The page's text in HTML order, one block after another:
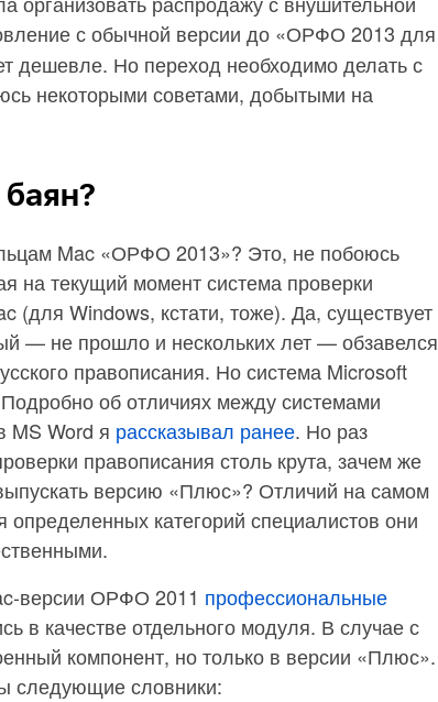
с обычной версии до «ОРФО 2013 для
дешевле. Но переход необходимо делать с
некоторыми советами, добытыми на
Mac «ОРФО 2013»? Это, не побоюсь
на текущий момент система проверки
(для Windows, кстати, тоже). Да, существует
— не прошло и нескольких лет — обзавелся
правописания. Но система Microsoft
об отличиях между системами
Word я рассказывал ранее. Но раз
правописания столь крута, зачем же
версию «Плюс»? Отличий на самом
категорий специалистов они
версии ОРФО 2011 профессиональные
в качестве отдельного модуля. В случае с
компонент, но только в версии «Плюс».
следующие словники: